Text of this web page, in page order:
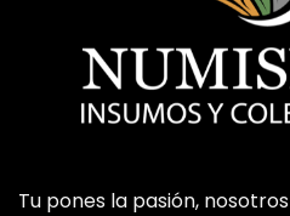
Tu pones la pasión,